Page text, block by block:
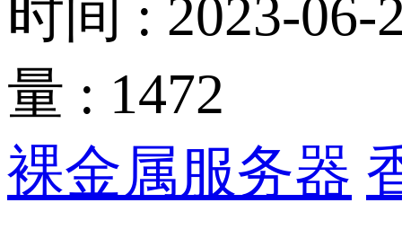
时间 : 2023-06-
量 : 1472
裸金属服务器